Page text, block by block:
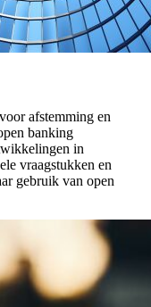
afstemming en
banking
in
vraagstukken en
gebruik van open